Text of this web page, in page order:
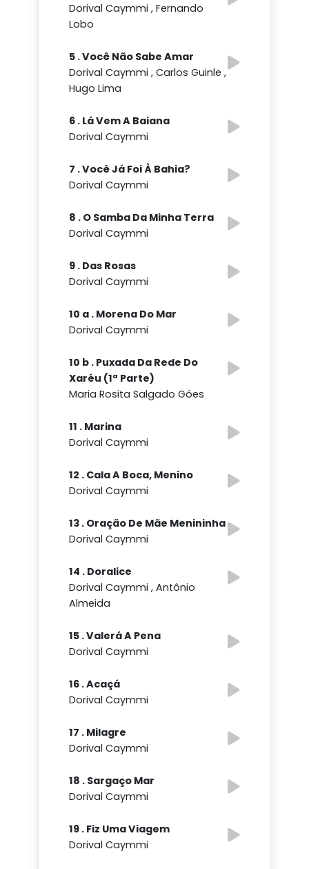
Dorival Caymmi , Fernando
Lobo
5 . Você Não Sabe Amar
Dorival Caymmi , Carlos Guinle ,
Hugo Lima
6 . Lá Vem A Baiana
Dorival Caymmi
7 . Você Já Foi À Bahia?
Dorival Caymmi
8 . O Samba Da Minha Terra
Dorival Caymmi
9 . Das Rosas
Dorival Caymmi
10 a . Morena Do Mar
Dorival Caymmi
10 b . Puxada Da Rede Do
Xaréu (1ª Parte)
Maria Rosita Salgado Góes
11 . Marina
Dorival Caymmi
12 . Cala A Boca, Menino
Dorival Caymmi
13 . Oração De Mãe Menininha
Dorival Caymmi
14 . Doralice
Dorival Caymmi , Antônio
Almeida
15 . Valerá A Pena
Dorival Caymmi
16 . Acaçá
Dorival Caymmi
17 . Milagre
Dorival Caymmi
18 . Sargaço Mar
Dorival Caymmi
19 . Fiz Uma Viagem
Dorival Caymmi